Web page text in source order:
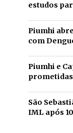
estudos
Piumhi
com
Piumhi e
São
IML após